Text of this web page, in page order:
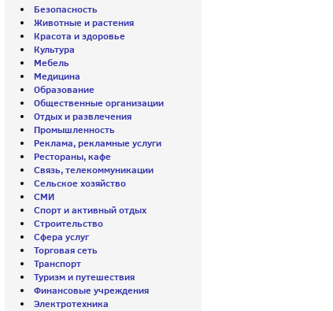
Безопасность
Животные и растения
Красота и здоровье
Культура
Мебель
Медицина
Образование
Общественные организации
Отдых и развлечения
Промышленность
Реклама, рекламные услуги
Рестораны, кафе
Связь, телекоммуникации
Сельское хозяйство
СМИ
Спорт и активный отдых
Строительство
Сфера услуг
Торговая сеть
Транспорт
Туризм и путешествия
Финансовые учреждения
Электротехника